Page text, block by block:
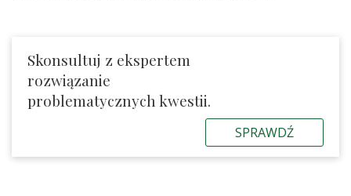
Skonsultuj z ekspertem
rozwiązanie
problematycznych kwestii.
SPRAWDŹ